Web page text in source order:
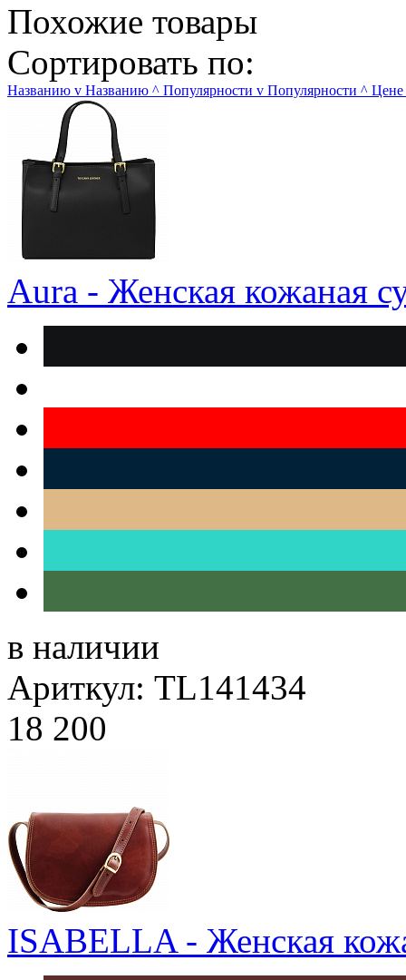
Похожие товары
Сортировать по:
Названию v Названию ^ Популярности v Популярности ^ Цене
Aura - Женская кожаная
в наличии
Ариткул: TL141434
18 200
ISABELLA - Женская